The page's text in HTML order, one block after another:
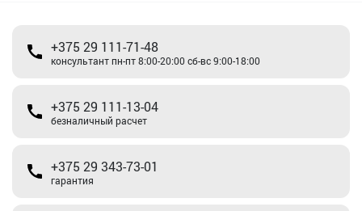
+375 29 111-71-48
консультант пн-пт 8:00-20:00 сб-вс 9:00-18:00
+375 29 111-13-04
безналичный расчет
+375 29 343-73-01
гарантия